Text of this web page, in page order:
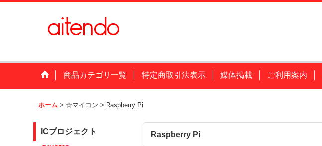
商品カテゴリ一覧 特定商取引法表示 媒体掲載 ご利用案内
ホーム > ☆マイコン > Raspberry Pi
ICプロジェクト Raspberry Pi